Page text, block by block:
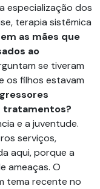
especialização dos
terapia sistêmica
as mães que
ao
se tiveram
os filhos estavam
tratamentos?
e a juventude.
serviços,
aqui, porque a
ameaças. O
tema recente no